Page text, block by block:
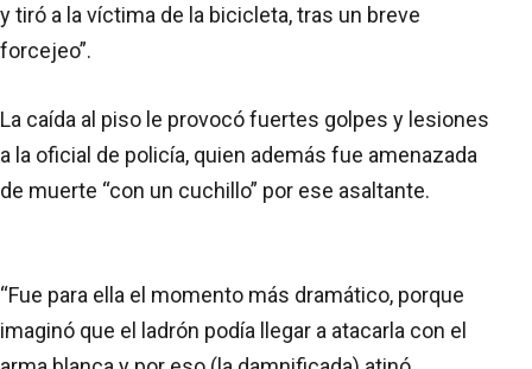
y tiró a la víctima de la bicicleta, tras un breve
forcejeo”.
La caída al piso le provocó fuertes golpes y lesiones
a la oficial de policía, quien además fue amenazada
de muerte “con un cuchillo” por ese asaltante.
“Fue para ella el momento más dramático, porque
imaginó que el ladrón podía llegar a atacarla con el